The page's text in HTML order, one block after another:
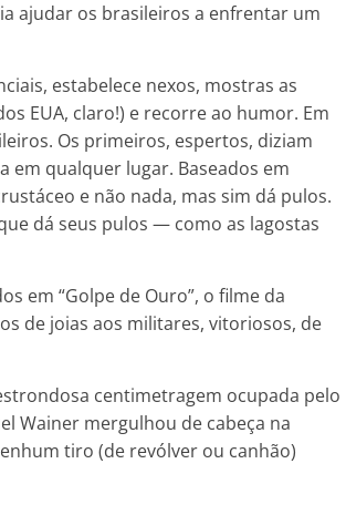
ajudar os brasileiros a enfrentar um
estabelece nexos, mostras as
EUA, claro!) e recorre ao humor. Em
Os primeiros, espertos, diziam
em qualquer lugar. Baseados em
e não nada, mas sim dá pulos.
dá seus pulos — como as lagostas
em “Golpe de Ouro”, o filme da
de joias aos militares, vitoriosos, de
centimetragem ocupada pelo
Wainer mergulhou de cabeça na
tiro (de revólver ou canhão)